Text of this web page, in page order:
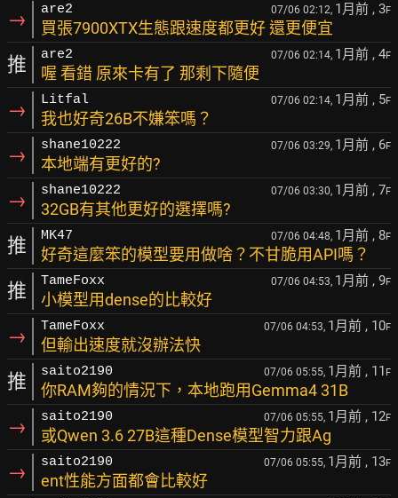
→ are2 07/06 02:12, 1月前 , 3F
買張7900XTX生態跟速度都更好 還更便宜
推 are2 07/06 02:14, 1月前 , 4F
喔 看錯 原來卡有了 那剩下隨便
→ Litfal 07/06 02:14, 1月前 , 5F
我也好奇26B不嫌笨嗎？
→ shane10222 07/06 03:29, 1月前 , 6F
本地端有更好的?
→ shane10222 07/06 03:30, 1月前 , 7F
32GB有其他更好的選擇嗎?
推 MK47 07/06 04:48, 1月前 , 8F
好奇這麼笨的模型要用做啥？不甘脆用API嗎？
推 TameFoxx 07/06 04:53, 1月前 , 9F
小模型用dense的比較好
→ TameFoxx 07/06 04:53, 1月前 , 10F
但輸出速度就沒辦法快
推 saito2190 07/06 05:55, 1月前 , 11 F
你RAM夠的情況下，本地跑用Gemma4 31B
→ saito2190 07/06 05:55, 1月前 , 12F
或Qwen 3.6 27B這種Dense模型智力跟Ag
→ saito2190 07/06 05:55, 1月前 , 13F
ent性能方面都會比較好